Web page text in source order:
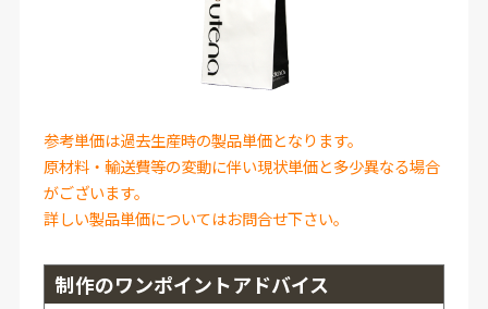
参考単価は過去生産時の製品単価となります。
原材料・輸送費等の変動に伴い現状単価と多少異なる場合
がございます。
詳しい製品単価についてはお問合せ下さい。
制作のワンポイントアドバイス